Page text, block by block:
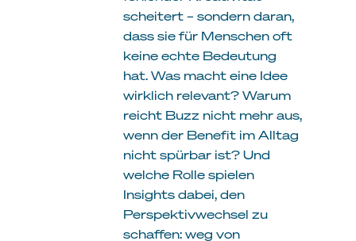
scheitert – sondern daran,
dass sie für Menschen oft
keine echte Bedeutung
hat. Was macht eine Idee
wirklich relevant? Warum
reicht Buzz nicht mehr aus,
wenn der Benefit im Alltag
nicht spürbar ist? Und
welche Rolle spielen
Insights dabei, den
Perspektivwechsel zu
schaffen: weg von